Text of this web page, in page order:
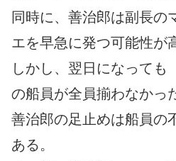
同時に、善治郎は副長の
エを早急に発つ可能性が
しかし、翌日になっても
の船員が全員揃わなかっ
善治郎の足止めは船員の
ある。